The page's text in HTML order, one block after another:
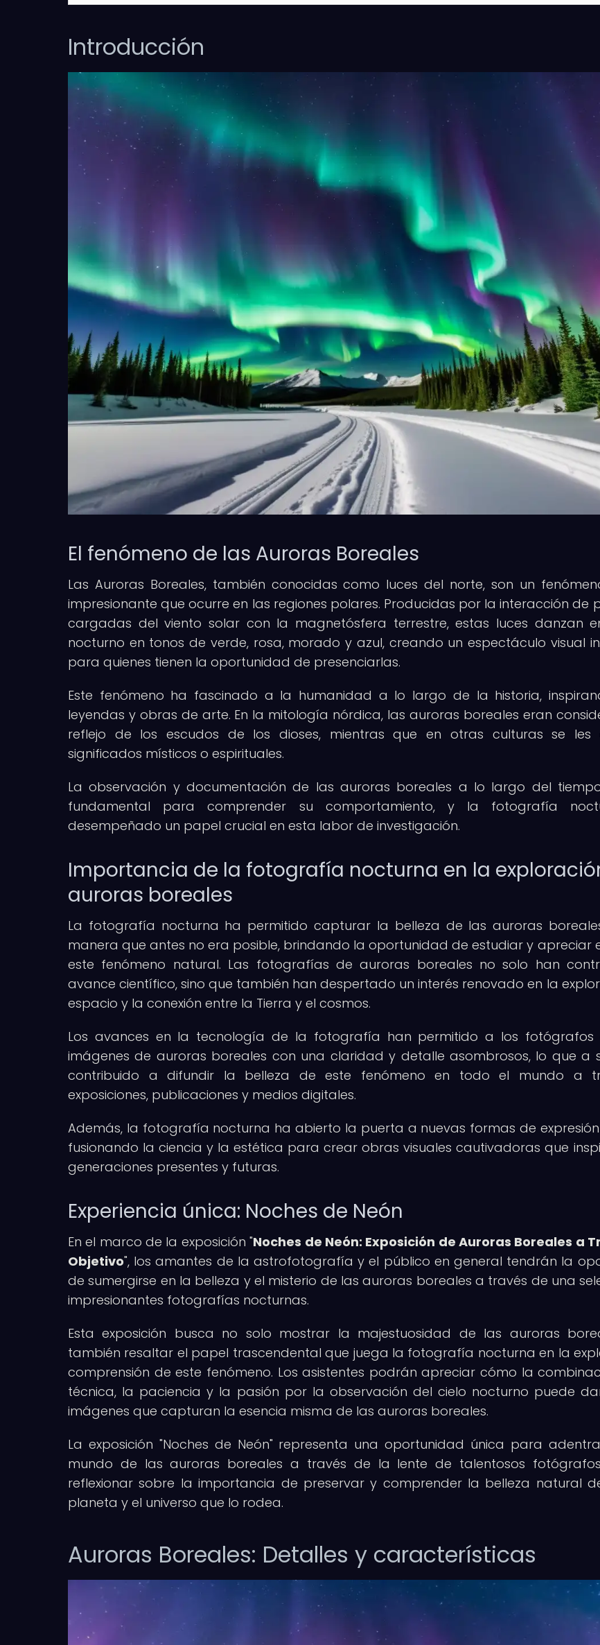
Introducción
El fenómeno de las Auroras Boreales
Las Auroras Boreales, también conocidas como luces del norte, son un
impresionante que ocurre en las regiones polares. Producidas por la interacción de
cargadas del viento solar con la magnetósfera terrestre, estas luces danzan
nocturno en tonos de verde, rosa, morado y azul, creando un espectáculo visual
para quienes tienen la oportunidad de presenciarlas.
Este fenómeno ha fascinado a la humanidad a lo largo de la historia,
leyendas y obras de arte. En la mitología nórdica, las auroras boreales eran
reflejo de los escudos de los dioses, mientras que en otras culturas se les
significados místicos o espirituales.
La observación y documentación de las auroras boreales a lo largo del
fundamental para comprender su comportamiento, y la fotografía
desempeñado un papel crucial en esta labor de investigación.
Importancia de la fotografía nocturna en la
auroras boreales
La fotografía nocturna ha permitido capturar la belleza de las auroras
manera que antes no era posible, brindando la oportunidad de estudiar y apreciar
este fenómeno natural. Las fotografías de auroras boreales no solo han
avance científico, sino que también han despertado un interés renovado en la
espacio y la conexión entre la Tierra y el cosmos.
Los avances en la tecnología de la fotografía han permitido a los fotógrafos
imágenes de auroras boreales con una claridad y detalle asombrosos, lo que a
contribuido a difundir la belleza de este fenómeno en todo el mundo a
exposiciones, publicaciones y medios digitales.
Además, la fotografía nocturna ha abierto la puerta a nuevas formas de
fusionando la ciencia y la estética para crear obras visuales cautivadoras que
generaciones presentes y futuras.
Experiencia única: Noches de Neón
En el marco de la exposición "Noches de Neón: Exposición de Auroras Boreales a
Objetivo", los amantes de la astrofotografía y el público en general tendrán la
de sumergirse en la belleza y el misterio de las auroras boreales a través de una
impresionantes fotografías nocturnas.
Esta exposición busca no solo mostrar la majestuosidad de las auroras
también resaltar el papel trascendental que juega la fotografía nocturna en la
comprensión de este fenómeno. Los asistentes podrán apreciar cómo la
técnica, la paciencia y la pasión por la observación del cielo nocturno puede
imágenes que capturan la esencia misma de las auroras boreales.
La exposición "Noches de Neón" representa una oportunidad única para
mundo de las auroras boreales a través de la lente de talentosos
reflexionar sobre la importancia de preservar y comprender la belleza natural
planeta y el universo que lo rodea.
Auroras Boreales: Detalles y características